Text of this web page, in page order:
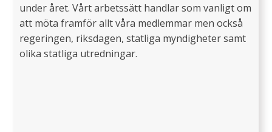
under året. Vårt arbetssätt handlar som vanligt om
att möta framför allt våra medlemmar men också
regeringen, riksdagen, statliga myndigheter samt
olika statliga utredningar.